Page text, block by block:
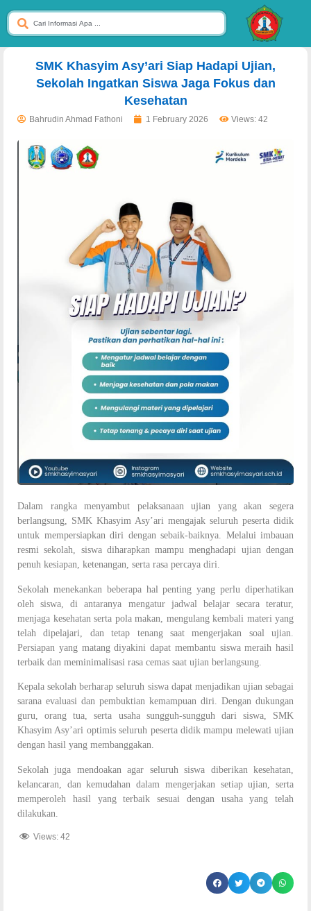
SMK Khasyim Asy’ari Siap Hadapi Ujian,
Sekolah Ingatkan Siswa Jaga Fokus dan
Kesehatan
Bahrudin Ahmad Fathoni 1 February 2026 Views: 42
Dalam rangka menyambut pelaksanaan ujian yang akan segera
berlangsung, SMK Khasyim Asy’ari mengajak seluruh peserta didik
untuk mempersiapkan diri dengan sebaik-baiknya. Melalui imbauan
resmi sekolah, siswa diharapkan mampu menghadapi ujian dengan
penuh kesiapan, ketenangan, serta rasa percaya diri.
Sekolah menekankan beberapa hal penting yang perlu diperhatikan
oleh siswa, di antaranya mengatur jadwal belajar secara teratur,
menjaga kesehatan serta pola makan, mengulang kembali materi yang
telah dipelajari, dan tetap tenang saat mengerjakan soal ujian.
Persiapan yang matang diyakini dapat membantu siswa meraih hasil
terbaik dan meminimalisasi rasa cemas saat ujian berlangsung.
Kepala sekolah berharap seluruh siswa dapat menjadikan ujian sebagai
sarana evaluasi dan pembuktian kemampuan diri. Dengan dukungan
guru, orang tua, serta usaha sungguh-sungguh dari siswa, SMK
Khasyim Asy’ari optimis seluruh peserta didik mampu melewati ujian
dengan hasil yang membanggakan.
Sekolah juga mendoakan agar seluruh siswa diberikan kesehatan,
kelancaran, dan kemudahan dalam mengerjakan setiap ujian, serta
memperoleh hasil yang terbaik sesuai dengan usaha yang telah
dilakukan.
Views: 42